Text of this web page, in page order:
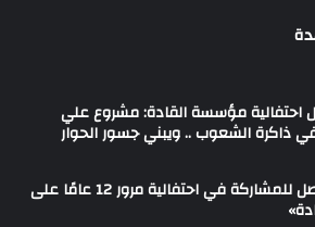
احتفالية مؤسسة القادة: مشروع علي
في ذاكرة الشعوب .. ويبني جسور الحوار
وفد «رسالة السلام» يصل للمشاركة في احتفالية مرور 12 عامًا على